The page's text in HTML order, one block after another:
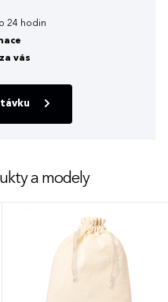
24 hodin
vás
a modely